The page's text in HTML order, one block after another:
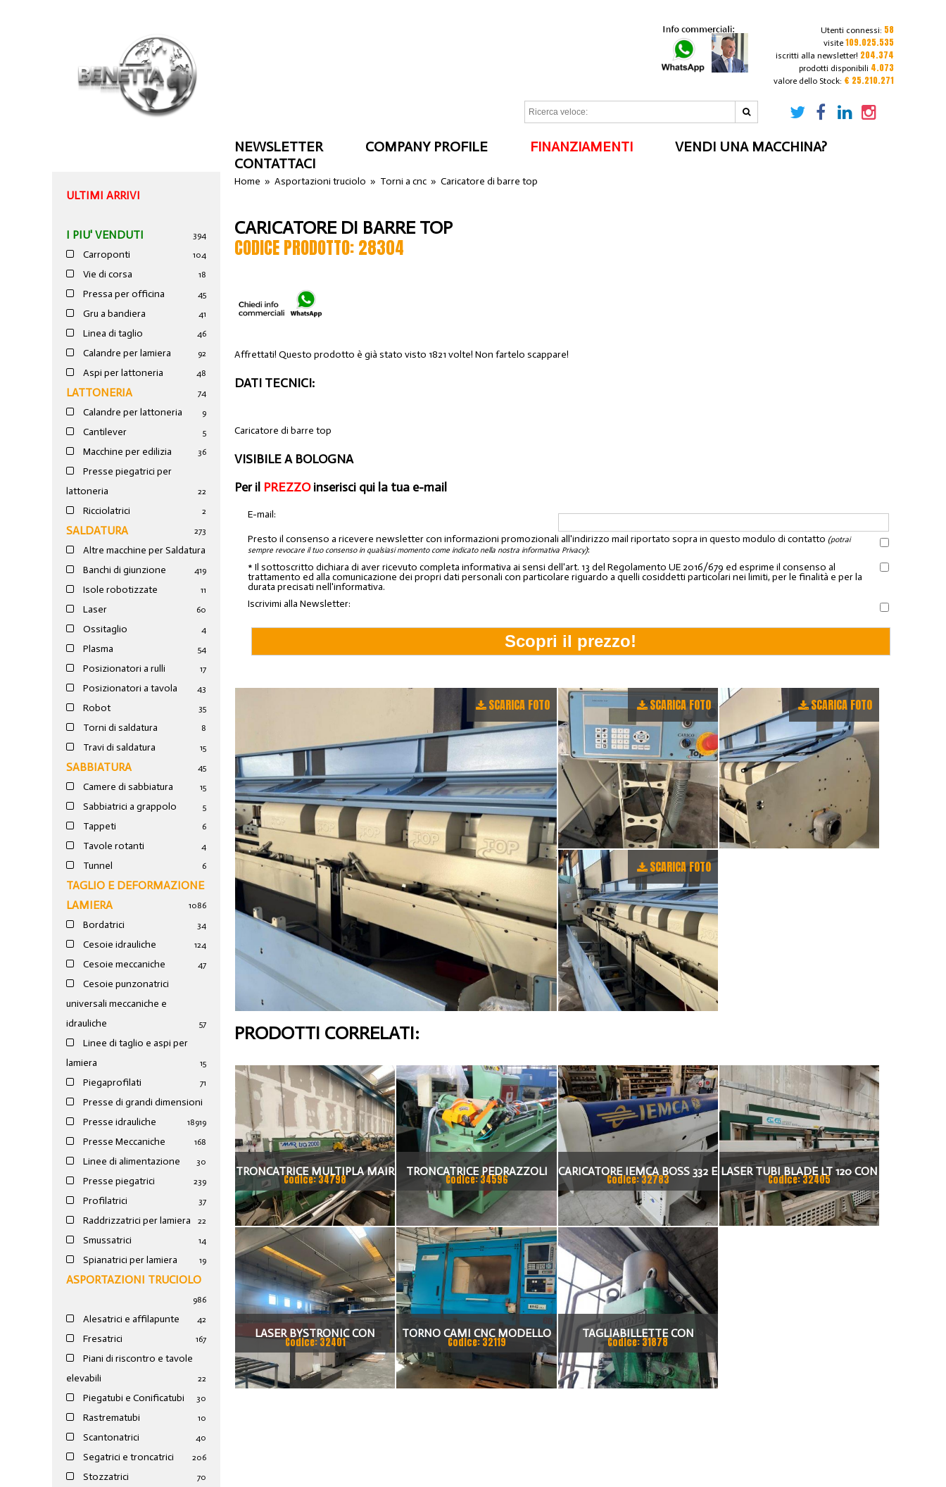
Utenti connessi: 58
visite 109.025.535
iscritti alla newsletter! 204.374
prodotti disponibili 4.073
valore dello Stock: € 25.210.271
NEWSLETTER COMPANY PROFILE FINANZIAMENTI
VENDI UNA MACCHINA?
CONTATTACI
ULTIMI ARRIVI
I PIU' VENDUTI 394
Carroponti 104
Vie di corsa 18
Pressa per officina 45
Gru a bandiera 41
Linea di taglio 46
Calandre per lamiera 92
Aspi per lattoneria 48
LATTONERIA 74
Calandre per lattoneria 9
Cantilever 5
Macchine per edilizia 36
Presse piegatrici per
lattoneria
22
Ricciolatrici 2
SALDATURA 273
Altre macchine per Saldatura
19
Banchi di giunzione 4
Isole robotizzate 11
Laser 60
Ossitaglio 4
Plasma 54
Posizionatori a rulli 17
Posizionatori a tavola 43
Robot 35
Torni di saldatura 8
Travi di saldatura 15
SABBIATURA 45
Camere di sabbiatura 15
Sabbiatrici a grappolo 5
Tappeti 6
Tavole rotanti 4
Tunnel 6
TAGLIO E DEFORMAZIONE
LAMIERA
1086
Bordatrici 34
Cesoie idrauliche 124
Cesoie meccaniche 47
Cesoie punzonatrici
universali meccaniche e
idrauliche
57
Linee di taglio e aspi per
lamiera
15
Piegaprofilati 71
Presse di grandi dimensioni
19
Presse idrauliche 189
Presse Meccaniche 168
Linee di alimentazione 30
Presse piegatrici 239
Profilatrici 37
Raddrizzatrici per lamiera 22
Smussatrici 14
Spianatrici per lamiera 19
ASPORTAZIONI TRUCIOLO
986
Alesatrici e affilapunte 42
Fresatrici 167
Piani di riscontro e tavole
elevabili
22
Piegatubi e Conificatubi 30
Rastrematubi 10
Scantonatrici 40
Segatrici e troncatrici 206
Stozzatrici 70
Home »Asportazioni truciolo » Torni a cnc »Caricatore di barre top
CARICATORE DI BARRE TOP
CODICE PRODOTTO: 28304
Affrettati! Questo prodotto è già stato visto 1821 volte! Non fartelo scappare!
DATI TECNICI:
Caricatore di barre top
VISIBILE A BOLOGNA
Per il PREZZOinserisci qui la tua e-mail
E-mail:
Presto il consenso a ricevere newsletter con informazioni promozionali all'indirizzo mail riportato sopra in questo modulo di contatto (potrai
sempre revocare il tuo consenso in qualsiasi momento come indicato nella nostra informativa Privacy):
* Il sottoscritto dichiara di aver ricevuto completa informativa ai sensi dell'art. 13 del Regolamento UE 2016/679 ed esprime il consenso al
trattamento ed alla comunicazione dei propri dati personali con particolare riguardo a quelli cosiddetti particolari nei limiti, per le finalità e per la
durata precisati nell'informativa.
Iscrivimi alla Newsletter:
SCARICA FOTO SCARICA FOTO SCARICA FOTO
SCARICA FOTO
PRODOTTI CORRELATI:
TRONCATRICE MULTIPLA MAIR
TRA 2000 CON CARICATORE
Codice: 34798
TRONCATRICE PEDRAZZOLI
SELF BROWN CARICATORE MT.
6, SCARICATORE MT. 3, 2 FERMI
BARRA, USATA
Codice: 34596
CARICATORE IEMCA BOSS 332 E
32 L
Codice: 32783
LASER TUBI BLADE LT 120 CON
CARICATORE
Codice: 32405
LASER BYSTRONIC CON
CARICATORE MODELLO
BYSPEED 3015
Codice: 32401
TORNO CAMI CNC MODELLO
TACN DEL 2002 + CARICATORE
Codice: 32119
TAGLIABILLETTE CON
CARICATORE CV 70 ANNO 1987
170 X 20 FERRO PIATTO
Codice: 31878